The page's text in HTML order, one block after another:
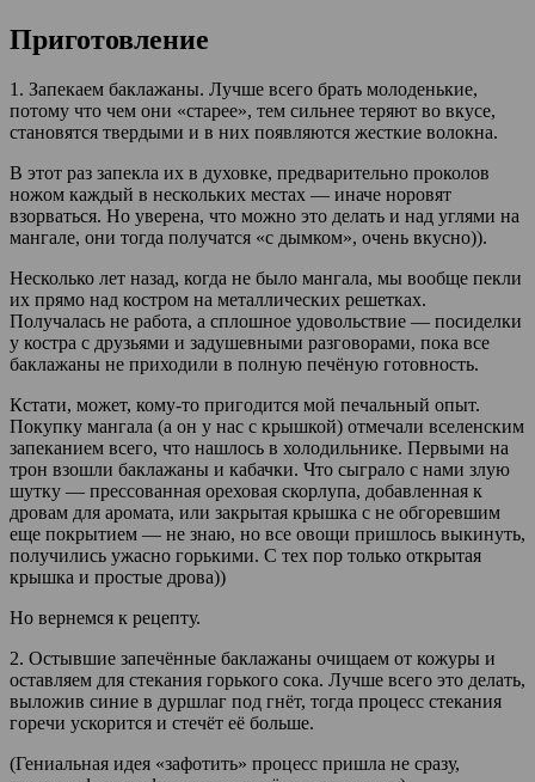
Приготовление
1. Запекаем баклажаны. Лучше всего брать молоденькие,
потому что чем они «старее», тем сильнее теряют во вкусе,
становятся твердыми и в них появляются жесткие волокна.
В этот раз запекла их в духовке, предварительно проколов
ножом каждый в нескольких местах — иначе норовят
взорваться. Но уверена, что можно это делать и над углями на
мангале, они тогда получатся «с дымком», очень вкусно)).
Несколько лет назад, когда не было мангала, мы вообще пекли
их прямо над костром на металлических решетках.
Получалась не работа, а сплошное удовольствие — посиделки
у костра с друзьями и задушевными разговорами, пока все
баклажаны не приходили в полную печёную готовность.
Кстати, может, кому-то пригодится мой печальный опыт.
Покупку мангала (а он у нас с крышкой) отмечали вселенским
запеканием всего, что нашлось в холодильнике. Первыми на
трон взошли баклажаны и кабачки. Что сыграло с нами злую
шутку — прессованная ореховая скорлупа, добавленная к
дровам для аромата, или закрытая крышка с не обгоревшим
еще покрытием — не знаю, но все овощи пришлось выкинуть,
получились ужасно горькими. С тех пор только открытая
крышка и простые дрова))
Но вернемся к рецепту.
2. Остывшие запечённые баклажаны очищаем от кожуры и
оставляем для стекания горького сока. Лучше всего это делать,
выложив синие в дуршлаг под гнёт, тогда процесс стекания
горечи ускорится и стечёт её больше.
(Гениальная идея «зафотить» процесс пришла не сразу,